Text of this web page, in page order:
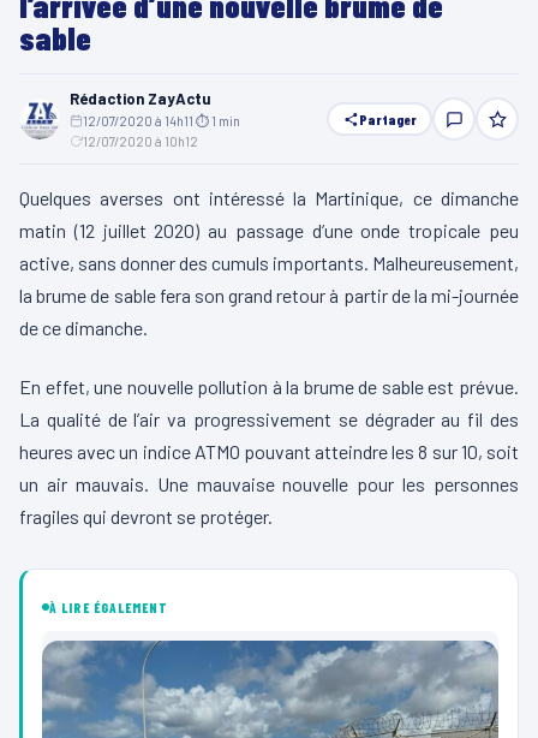
sable
Rédaction ZayActu
12/07/2020 à 14h11 ⏱ 1 min
12/07/2020 à 10h12
Partager
Quelques averses ont intéressé la Martinique, ce dimanche
matin (12 juillet 2020) au passage d’une onde tropicale peu
active, sans donner des cumuls importants. Malheureusement,
la brume de sable fera son grand retour à partir de la mi-journée
de ce dimanche.
En effet, une nouvelle pollution à la brume de sable est prévue.
La qualité de l’air va progressivement se dégrader au fil des
heures avec un indice ATMO pouvant atteindre les 8 sur 10, soit
un air mauvais. Une mauvaise nouvelle pour les personnes
fragiles qui devront se protéger.
À LIRE ÉGALEMENT